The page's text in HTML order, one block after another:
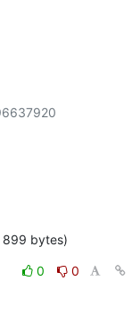
bytes)
0
0